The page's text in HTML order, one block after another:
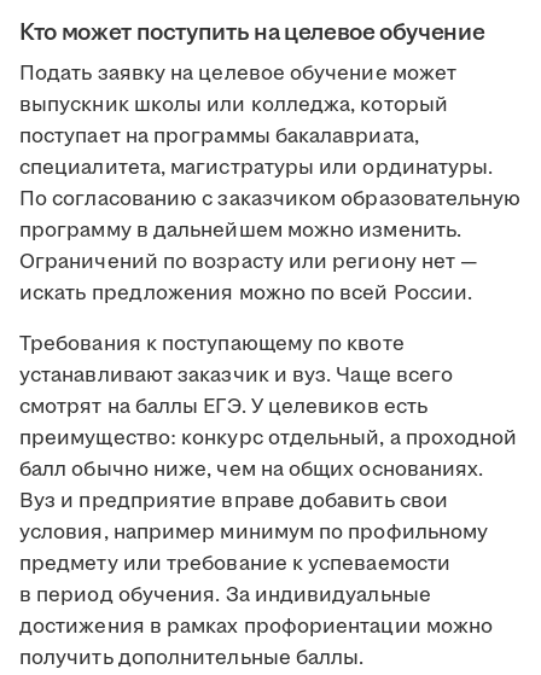
Кто может поступить на целевое обучение
Подать заявку на целевое обучение может
выпускник школы или колледжа, который
поступает на программы бакалавриата,
специалитета, магистратуры или ординатуры.
По согласованию с заказчиком образовательную
программу в дальнейшем можно изменить.
Ограничений по возрасту или региону нет —
искать предложения можно по всей России.
Требования к поступающему по квоте
устанавливают заказчик и вуз. Чаще всего
смотрят на баллы ЕГЭ. У целевиков есть
преимущество: конкурс отдельный, а проходной
балл обычно ниже, чем на общих основаниях.
Вуз и предприятие вправе добавить свои
условия, например минимум по профильному
предмету или требование к успеваемости
в период обучения. За индивидуальные
достижения в рамках профориентации можно
получить дополнительные баллы.